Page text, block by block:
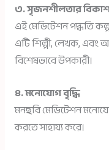
৩. সৃজনশীলতার
এই মেডিটেশন পদ্ধতি
এটি শিল্পী, লেখক, এবং
বিশেষভাবে উপকারী।
৪. মনোযোগ বৃদ্ধি
মনছবি মেডিটেশন
করতে সাহায্য করে।